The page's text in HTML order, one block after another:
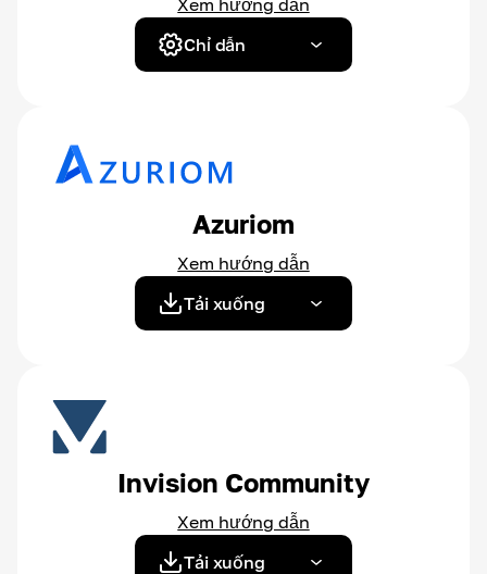
Xem hướng dẫn
Chỉ dẫn
Azuriom
Xem hướng dẫn
Tải xuống
Invision Community
Xem hướng dẫn
Tải xuống